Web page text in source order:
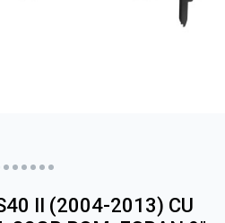
II (2004-2013) CU